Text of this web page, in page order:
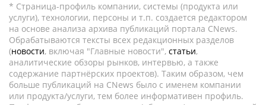
* Страница-профиль компании, системы (продукта или
услуги), технологии, персоны и т.п. создается редактором
на основе анализа архива публикаций портала CNews.
Обрабатываются тексты всех редакционных разделов
(новости, включая "Главные новости", статьи,
аналитические обзоры рынков, интервью, а также
содержание партнёрских проектов). Таким образом, чем
больше публикаций на CNews было с именем компании
или продукта/услуги, тем более информативен профиль.